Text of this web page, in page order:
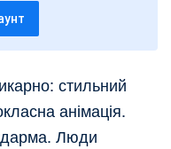
стильний
анімація.
Люди